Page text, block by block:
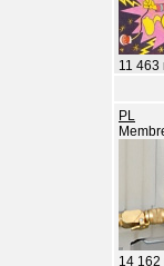
11 463
PL
14 162